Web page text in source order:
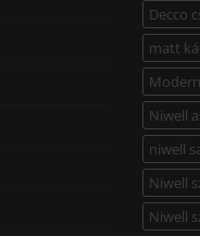
Decco
matt
Niwell
niwell
Niwell
Niwell